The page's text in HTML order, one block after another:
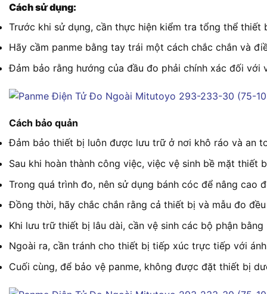
Cách sử dụng:
Trước khi sử dụng, cần thực hiện kiểm tra tổng thể
Hãy cầm panme bằng tay trái một cách chắc chắn và
Đảm bảo rằng hướng của đầu đo phải chính xác đối
Cách bảo quản
Đảm bảo thiết bị luôn được lưu trữ ở nơi khô ráo và an
Sau khi hoàn thành công việc, việc vệ sinh bề mặt
Trong quá trình đo, nên sử dụng bánh cóc để nâng cao
Đồng thời, hãy chắc chắn rằng cả thiết bị và mẫu đo
Khi lưu trữ thiết bị lâu dài, cần vệ sinh các bộ phận
Ngoài ra, cần tránh cho thiết bị tiếp xúc trực tiếp với
Cuối cùng, để bảo vệ panme, không được đặt thiết bị